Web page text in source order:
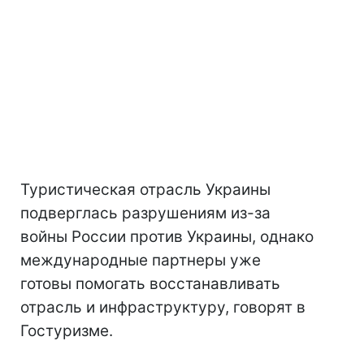
Туристическая отрасль Украины
подверглась разрушениям из-за
войны России против Украины, однако
международные партнеры уже
готовы помогать восстанавливать
отрасль и инфраструктуру, говорят в
Гостуризме.